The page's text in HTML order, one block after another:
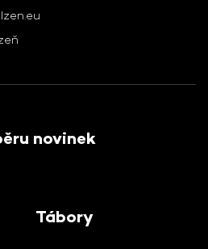
novinek
Tábory